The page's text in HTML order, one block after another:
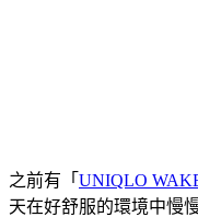
之前有「 UNIQLO
天在好舒服的環境中慢